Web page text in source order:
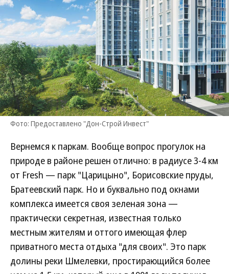
Фото: Предоставлено "Дон-Строй Инвест"
Вернемся к паркам. Вообще вопрос прогулок на
природе в районе решен отлично: в радиусе 3-4 км
от Fresh — парк "Царицыно", Борисовские пруды,
Братеевский парк. Но и буквально под окнами
комплекса имеется своя зеленая зона —
практически секретная, известная только
местным жителям и оттого имеющая флер
приватного места отдыха "для своих". Это парк
долины реки Шмелевки, простирающийся более